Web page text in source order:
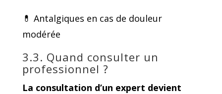
💊 Antalgiques en cas de douleur
modérée
3.3. Quand consulter un
professionnel ?
La consultation d’un expert devient